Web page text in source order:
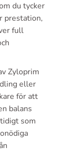
du tycker
prestation,
full
Zyloprim
eller
för att
balans
som